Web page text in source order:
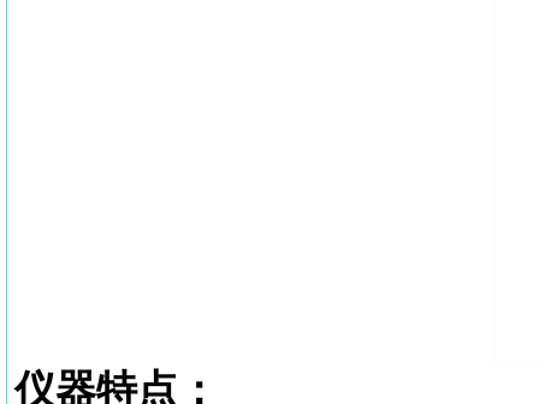
仪器特点：